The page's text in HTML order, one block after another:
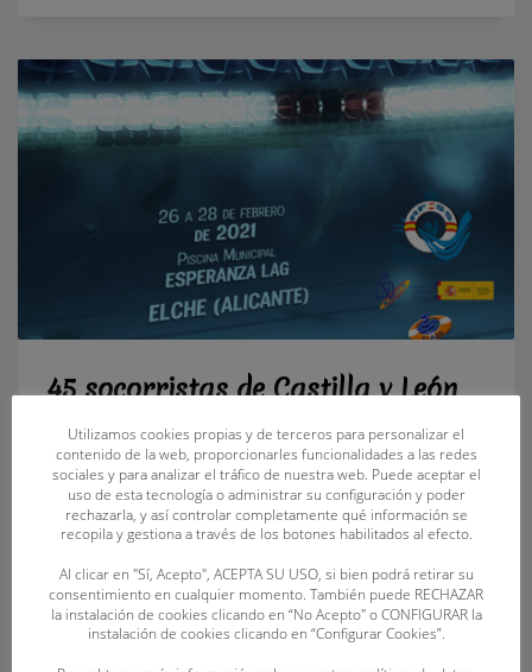
45 socorristas de Castilla y León
acudirán al Campeonato de
España Juvenil, Junior y Absoluto
de Invierno de Salvamento y
Socorrismo
JUEVES, 25 FEBRERO 2021 BYFECLESS
La cita nacional reunirá a cerca de 400 socorristas de 11
Utilizamos cookies propias y de terceros para personalizar el
contenido de la web, proporcionarles funcionalidades a las redes
sociales y para analizar el tráfico de nuestra web. Puede aceptar el
uso de esta tecnología o administrar su configuración y poder
rechazarla, y así controlar completamente qué información se
recopila y gestiona a través de los botones habilitados al efecto.
Al clicar en "Sí, Acepto", ACEPTA SU USO, si bien podrá retirar su
consentimiento en cualquier momento. También puede RECHAZAR
la instalación de cookies clicando en “No Acepto" o CONFIGURAR la
instalación de cookies clicando en “Configurar Cookies”.